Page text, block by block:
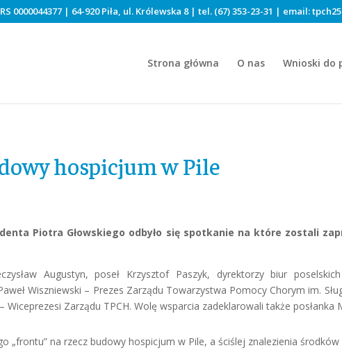
0000044377 | 64-920 Piła, ul. Królewska 8 | tel. (67) 353-23-31 | email:
Strona główna O nas Wnioski do
hospicjum w Pile
Piotra Głowskiego odbyło się spotkanie na które zostali
Augustyn, poseł Krzysztof Paszyk, dyrektorzy biur
Wiszniewski – Prezes Zarządu Towarzystwa Pomocy Chorym im.
Wiceprezesi Zarządu TPCH. Wolę wsparcia zadeklarowali także posłanka
„frontu” na rzecz budowy hospicjum w Pile, a ściślej znalezienia